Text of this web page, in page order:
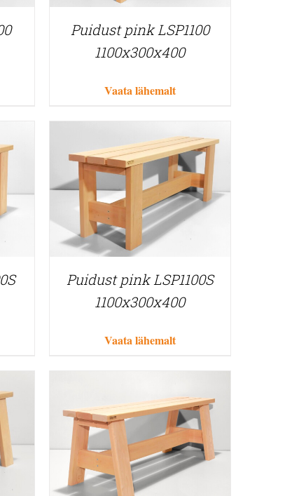
Puidust pink LSP1100
1100x300x400
Vaata lähemalt
Puidust pink LSP1100S
1100x300x400
Vaata lähemalt